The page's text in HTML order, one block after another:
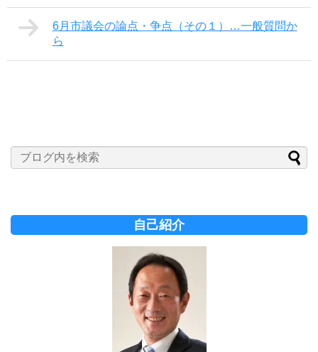
6月市議会の論点・争点（その１）…一般質問か
ら
自己紹介